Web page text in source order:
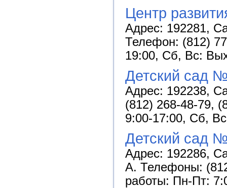
Центр
Адрес: 192281,
Телефон: (812)
19:00, Сб, Вс:
Детский сад
Адрес: 192238,
(812) 268-48-79,
9:00-17:00, Сб,
Детский сад
Адрес: 192286,
А. Телефоны:
работы: Пн-Пт: